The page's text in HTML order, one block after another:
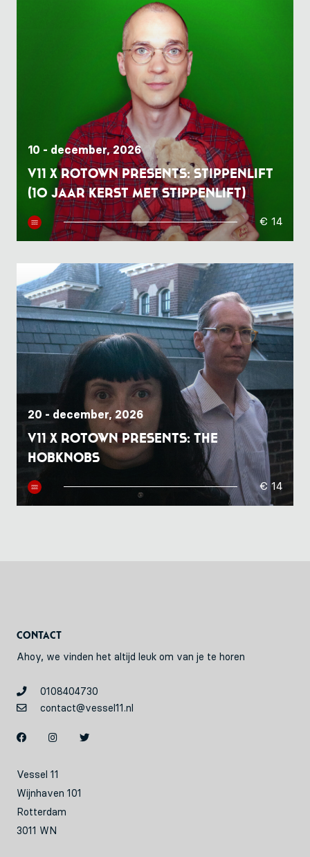
10 - december, 2026
V11 x Rotown presents: Stippenlift
(10 jaar Kerst met Stippenlift)
€ 14
20 - december, 2026
V11 x Rotown presents: The
Hobknobs
€ 14
Contact
Ahoy, we vinden het altijd leuk om van je te horen
0108404730
contact@vessel11.nl
Vessel 11
Wijnhaven 101
Rotterdam
3011 WN